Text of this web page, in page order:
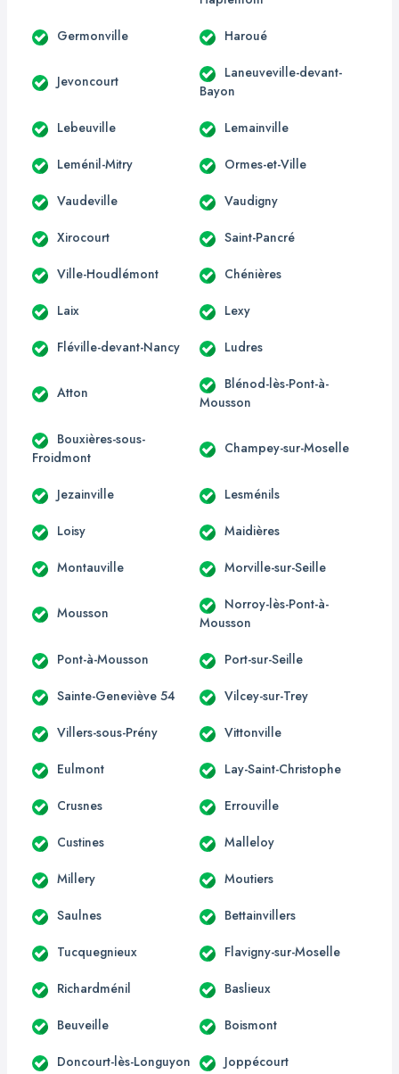
Germonville Haroué
Jevoncourt
Laneuveville-devant-
Bayon
Lebeuville Lemainville
Leménil-Mitry Ormes-et-Ville
Vaudeville Vaudigny
Xirocourt Saint-Pancré
Ville-Houdlémont Chénières
Laix Lexy
Fléville-devant-Nancy Ludres
Atton
Blénod-lès-Pont-à-
Mousson
Bouxières-sous-
Froidmont
Champey-sur-Moselle
Jezainville Lesménils
Loisy Maidières
Montauville Morville-sur-Seille
Mousson
Norroy-lès-Pont-à-
Mousson
Pont-à-Mousson Port-sur-Seille
Sainte-Geneviève 54 Vilcey-sur-Trey
Villers-sous-Prény Vittonville
Eulmont Lay-Saint-Christophe
Crusnes Errouville
Custines Malleloy
Millery Moutiers
Saulnes Bettainvillers
Tucquegnieux Flavigny-sur-Moselle
Richardménil Baslieux
Beuveille Boismont
Doncourt-lès-Longuyon Joppécourt